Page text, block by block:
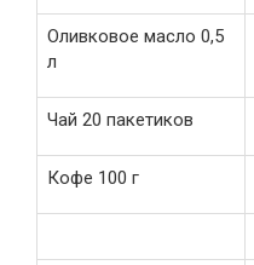
Оливковое масло 0,5
л
Чай 20 пакетиков
Кофе 100 г